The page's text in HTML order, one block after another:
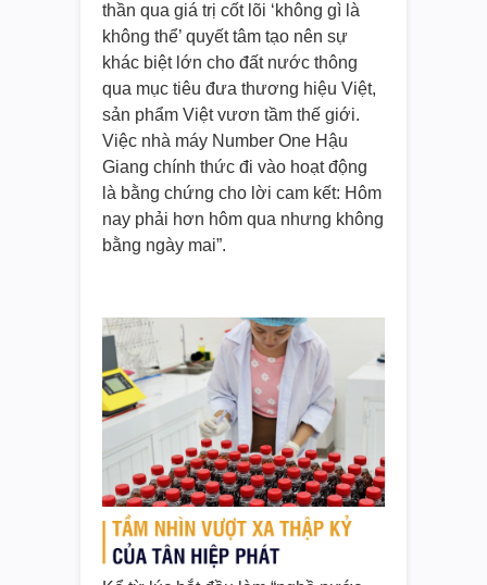
thần qua giá trị cốt lõi ‘không gì là
không thể’ quyết tâm tạo nên sự
khác biệt lớn cho đất nước thông
qua mục tiêu đưa thương hiệu Việt,
sản phẩm Việt vươn tầm thế giới.
Việc nhà máy Number One Hậu
Giang chính thức đi vào hoạt động
là bằng chứng cho lời cam kết: Hôm
nay phải hơn hôm qua nhưng không
bằng ngày mai”.